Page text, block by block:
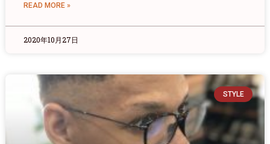
READ MORE »
2020年10月27日
STYLE